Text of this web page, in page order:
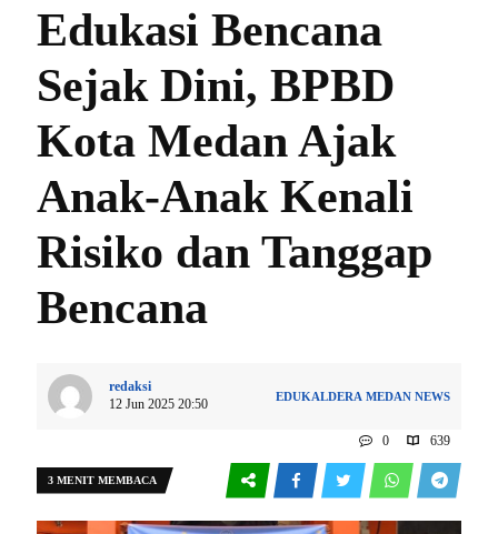
Edukasi Bencana
Sejak Dini, BPBD
Kota Medan Ajak
Anak-Anak Kenali
Risiko dan Tanggap
Bencana
redaksi
12 Jun 2025 20:50
EDUKALDERA MEDAN NEWS
0 639
3 MENIT MEMBACA